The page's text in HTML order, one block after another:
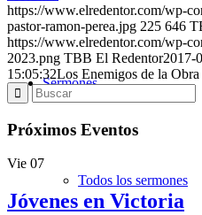
Sermones
Todos los sermones
https://www.elredentor.com/wp-
pastor-ramon-perea.jpg 225 646
https://www.elredentor.com/wp-
2023.png TBB El Redentor2017-
15:05:32Los Enemigos de la Obra
Próximos Eventos
Vie 07
Jóvenes en Victoria